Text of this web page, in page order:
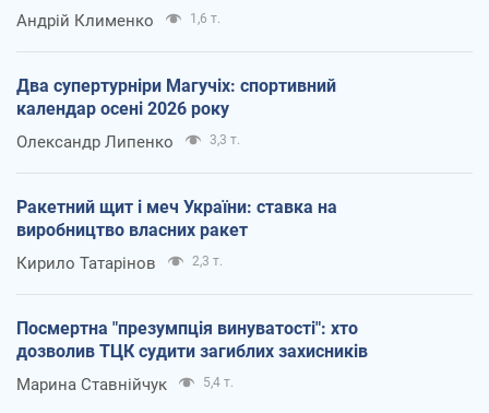
Андрій Клименко 1,6 т.
Два супертурніри Магучіх: спортивний
календар осені 2026 року
Олександр Липенко 3,3 т.
Ракетний щит і меч України: ставка на
виробництво власних ракет
Кирило Татарінов 2,3 т.
Посмертна "презумпція винуватості": хто
дозволив ТЦК судити загиблих захисників
Марина Ставнійчук 5,4 т.